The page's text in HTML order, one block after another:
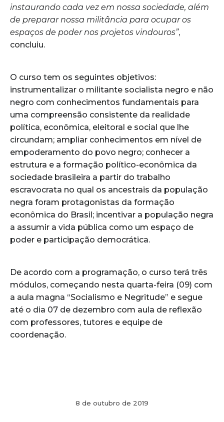
instaurando cada vez em nossa sociedade, além
de preparar nossa militância para ocupar os
espaços de poder nos projetos vindouros”,
concluiu.
O curso tem os seguintes objetivos:
instrumentalizar o militante socialista negro e não
negro com conhecimentos fundamentais para
uma compreensão consistente da realidade
política, econômica, eleitoral e social que lhe
circundam; ampliar conhecimentos em nível de
empoderamento do povo negro; conhecer a
estrutura e a formação político-econômica da
sociedade brasileira a partir do trabalho
escravocrata no qual os ancestrais da população
negra foram protagonistas da formação
econômica do Brasil; incentivar a população negra
a assumir a vida pública como um espaço de
poder e participação democrática.
De acordo com a programação, o curso terá três
módulos, começando nesta quarta-feira (09) com
a aula magna “Socialismo e Negritude” e segue
até o dia 07 de dezembro com aula de reflexão
com professores, tutores e equipe de
coordenação.
8 de outubro de 2019